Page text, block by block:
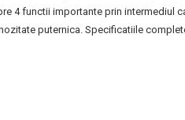
4 functii importante prin intermediul
puternica. Specificatiile